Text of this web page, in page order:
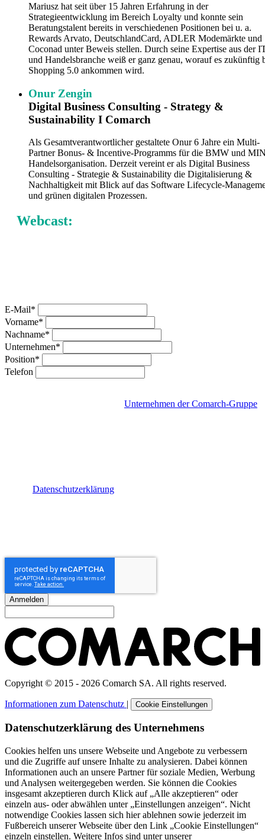
Mariusz hat seit über 15 Jahren Erfahrung in der
Strategieentwicklung im Bereich Loyalty und konnte sein
Beratungstalent bereits in verschiedenen Positionen bei u. a.
Rewards Arvato, DeutschlandCard, ADLER Modemärkte und
Coconad unter Beweis stellen. Durch seine Expertise aus der
und Handelsbranche weiß er ganz genau, worauf es zukünftig
Shopping 5.0 ankommen wird.
Onur Zengin
Digital Business Consulting - Strategy &
Sustainability I Comarch
Als Gesamtverantwortlicher gestaltete Onur 6 Jahre ein Multi-
Partner Bonus- & Incentive-Programms für die BMW und
Handelsorganisation. Derzeit vereint er als Digital Business
Consulting - Strategie & Sustainability die Digitalisierung &
Nachhaltigkeit mit Blick auf das Software Lifecycle-
und grünen digitalen Prozessen.
Webcast:
E-Mail*
Vorname*
Nachname*
Unternehmen*
Position*
Telefon
Unternehmen der Comarch-Gruppe
Datenschutzerklärung
Anmelden
Copyright © 2015 - 2026 Comarch SA. All rights reserved.
Informationen zum Datenschutz | Cookie Einstellungen
Datenschutzerklärung des Unternehmens
Cookies helfen uns unsere Webseite und Angebote zu verbessern
und die Zugriffe auf unsere Inhalte zu analysieren. Dabei können
Informationen auch an unsere Partner für soziale Medien, Werbung
und Analysen weitergegeben werden. Sie können die Cookies
insgesamt akzeptieren durch Klick auf „Alle akzeptieren“ oder
einzeln aus- oder abwählen unter „Einstellungen anzeigen“. Nicht
notwendige Cookies lassen sich hier ablehnen sowie jederzeit im
Fußbereich unserer Webseite über den Link „Cookie Einstellungen“
einzeln einstellen. Weitere Infos sind unter unserer